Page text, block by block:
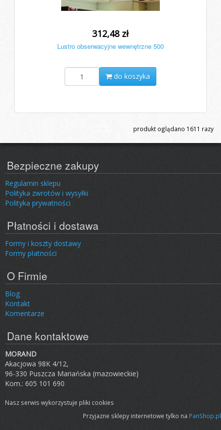
312,48 zł
Lustro obserwacyjne wewnętrzne 500
do koszyka
produkt oglądano 1611 razy
Bezpieczne zakupy
Regulamin sklepu
Polityka zwrotów i wysyłki
Polityka prywatności
Płatności i dostawa
Formy i koszty dostawy
Formy płatności
O Firmie
Blog
Kontakt
Komentarze
Dane kontaktowe
MORAND
Akacjowa 98K 4/12,
96-330 Puszcza Mariańska (mazowieckie)
Kom.: 605 101 690
Nasz serwis wykorzystuje pliki cookies
Przyjazne sklepy internetowe tylko na PanShop.pl